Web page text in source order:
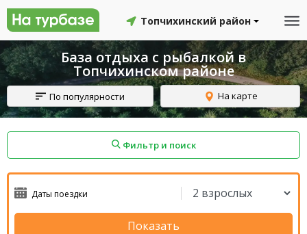
Топчихинский район
База отдыха с рыбалкой в
Топчихинском районе
По популярности На карте
Фильтр и поиск
Показать
Смоленский район Топчихинский район